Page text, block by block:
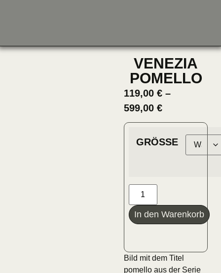
VENEZIA
POMELLO
119,00 €–
599,00 €
GRÖSSE
In den Warenkorb
Bild mit dem Titel
pomello aus der Serie